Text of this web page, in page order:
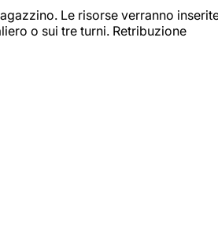
Le risorse verranno
o sui tre turni. Retribuzione